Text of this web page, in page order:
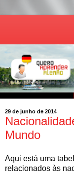
29 de junho de 2014
Mundo
Aqui está uma
relacionados às